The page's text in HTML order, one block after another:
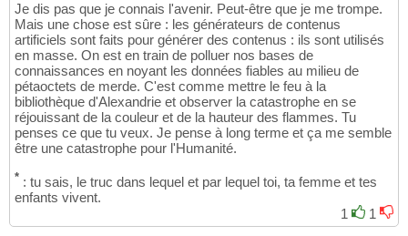
Je dis pas que je connais l'avenir. Peut-être que je me trompe.
Mais une chose est sûre : les générateurs de contenus
artificiels sont faits pour générer des contenus : ils sont utilisés
en masse. On est en train de polluer nos bases de
connaissances en noyant les données fiables au milieu de
pétaoctets de merde. C'est comme mettre le feu à la
bibliothèque d'Alexandrie et observer la catastrophe en se
réjouissant de la couleur et de la hauteur des flammes. Tu
penses ce que tu veux. Je pense à long terme et ça me semble
être une catastrophe pour l'Humanité.
* : tu sais, le truc dans lequel et par lequel toi, ta femme et tes
enfants vivent.
1
1